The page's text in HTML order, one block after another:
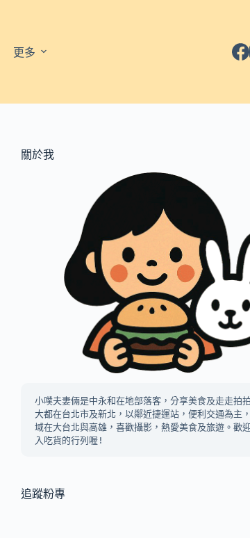
更多
關於我
小噗夫妻倆是中永和在地部落客，分享美食及走走拍
大都在台北市及新北，以鄰近捷運站，便利交通為主
域在大台北與高雄，喜歡攝影，熱愛美食及旅遊。歡
入吃貨的行列喔!
追蹤粉專